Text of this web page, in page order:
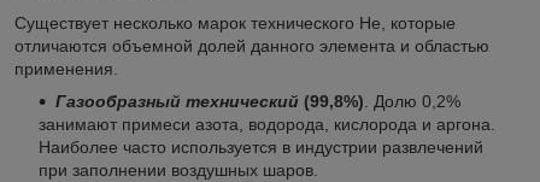
Существует несколько марок технического He, которые
отличаются объемной долей данного элемента и областью
применения.
Газообразный технический (99,8%). Долю 0,2%
занимают примеси азота, водорода, кислорода и аргона.
Наиболее часто используется в индустрии развлечений
при заполнении воздушных шаров.